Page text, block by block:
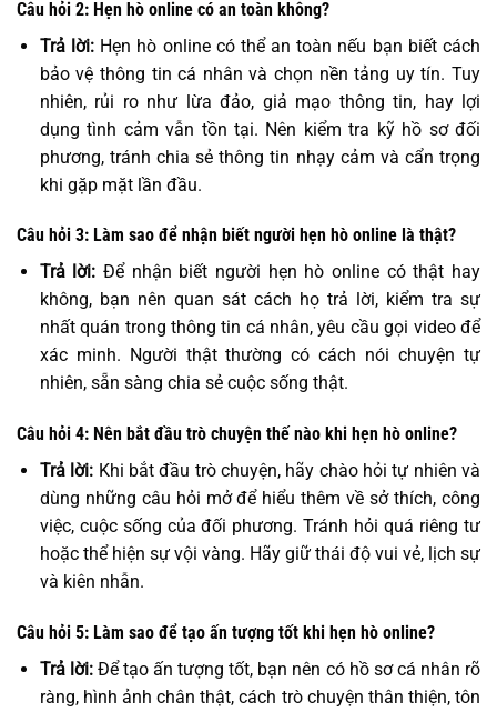
Câu hỏi 2: Hẹn hò online có an toàn không?
Trả lời: Hẹn hò online có thể an toàn nếu bạn biết cách
bảo vệ thông tin cá nhân và chọn nền tảng uy tín. Tuy
nhiên, rủi ro như lừa đảo, giả mạo thông tin, hay lợi
dụng tình cảm vẫn tồn tại. Nên kiểm tra kỹ hồ sơ đối
phương, tránh chia sẻ thông tin nhạy cảm và cẩn trọng
khi gặp mặt lần đầu.
Câu hỏi 3: Làm sao để nhận biết người hẹn hò online là thật?
Trả lời:Để nhận biết người hẹn hò online có thật hay
không, bạn nên quan sát cách họ trả lời, kiểm tra sự
nhất quán trong thông tin cá nhân, yêu cầu gọi video để
xác minh. Người thật thường có cách nói chuyện tự
nhiên, sẵn sàng chia sẻ cuộc sống thật.
Câu hỏi 4: Nên bắt đầu trò chuyện thế nào khi hẹn hò online?
Trả lời: Khi bắt đầu trò chuyện, hãy chào hỏi tự nhiên và
dùng những câu hỏi mở để hiểu thêm về sở thích, công
việc, cuộc sống của đối phương. Tránh hỏi quá riêng tư
hoặc thể hiện sự vội vàng. Hãy giữ thái độ vui vẻ, lịch sự
và kiên nhẫn.
Câu hỏi 5: Làm sao để tạo ấn tượng tốt khi hẹn hò online?
Trả lời: Để tạo ấn tượng tốt, bạn nên có hồ sơ cá nhân rõ
ràng, hình ảnh chân thật, cách trò chuyện thân thiện, tôn